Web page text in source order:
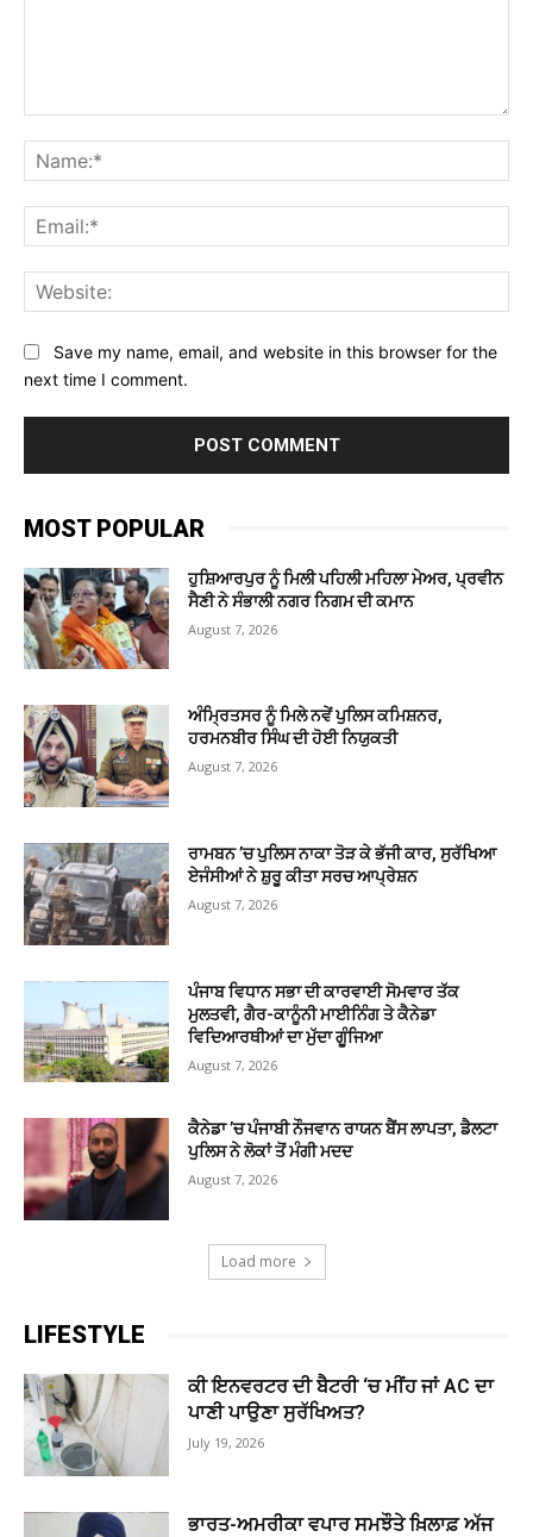
Save my name, email, and website in this browser for the
next time I comment.
MOST POPULAR
ਹੁਸ਼ਿਆਰਪੁਰ ਨੂੰ ਮਿਲੀ ਪਹਿਲੀ ਮਹਿਲਾ ਮੇਅਰ, ਪ੍ਰਵੀਨ
ਸੈਣੀ ਨੇ ਸੰਭਾਲੀ ਨਗਰ ਨਿਗਮ ਦੀ ਕਮਾਨ
August 7, 2026
ਅੰਮ੍ਰਿਤਸਰ ਨੂੰ ਮਿਲੇ ਨਵੇਂ ਪੁਲਿਸ ਕਮਿਸ਼ਨਰ,
ਹਰਮਨਬੀਰ ਸਿੰਘ ਦੀ ਹੋਈ ਨਿਯੁਕਤੀ
August 7, 2026
ਰਾਮਬਨ ’ਚ ਪੁਲਿਸ ਨਾਕਾ ਤੋੜ ਕੇ ਭੱਜੀ ਕਾਰ, ਸੁਰੱਖਿਆ
ਏਜੰਸੀਆਂ ਨੇ ਸ਼ੁਰੂ ਕੀਤਾ ਸਰਚ ਆਪ੍ਰੇਸ਼ਨ
August 7, 2026
ਪੰਜਾਬ ਵਿਧਾਨ ਸਭਾ ਦੀ ਕਾਰਵਾਈ ਸੋਮਵਾਰ ਤੱਕ
ਮੁਲਤਵੀ, ਗੈਰ-ਕਾਨੂੰਨੀ ਮਾਈਨਿੰਗ ਤੇ ਕੈਨੇਡਾ
ਵਿਦਿਆਰਥੀਆਂ ਦਾ ਮੁੱਦਾ ਗੂੰਜਿਆ
August 7, 2026
ਕੈਨੇਡਾ ’ਚ ਪੰਜਾਬੀ ਨੌਜਵਾਨ ਰਾਯਨ ਬੈਂਸ ਲਾਪਤਾ, ਡੈਲਟਾ
ਪੁਲਿਸ ਨੇ ਲੋਕਾਂ ਤੋਂ ਮੰਗੀ ਮਦਦ
August 7, 2026
Load more
LIFESTYLE
ਕੀ ਇਨਵਰਟਰ ਦੀ ਬੈਟਰੀ ‘ਚ ਮੀਂਹ ਜਾਂ AC ਦਾ
ਪਾਣੀ ਪਾਉਣਾ ਸੁਰੱਖਿਅਤ?
July 19, 2026
ਭਾਰਤ-ਅਮਰੀਕਾ ਵਪਾਰ ਸਮਝੌਤੇ ਖ਼ਿਲਾਫ਼ ਅੱਜ